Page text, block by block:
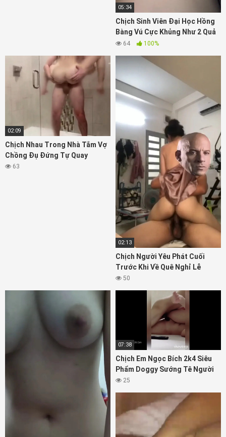
05:34
Chịch Sinh Viên Đại Học Hồng
Bàng Vú Cực Khủng Như 2 Quả
Bóng Căng Cứng
64 100%
02:09
Chịch Nhau Trong Nhà Tắm Vợ
Chồng Đụ Đứng Tự Quay
63
02:13
Chịch Người Yêu Phát Cuối
Trước Khi Về Quê Nghỉ Lễ
50
07:38
Chịch Em Ngọc Bích 2k4 Siêu
Phẩm Doggy Sướng Tê Người
25